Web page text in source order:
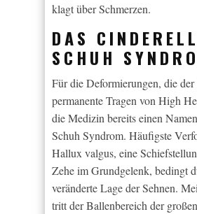
klagt über Schmerzen.
DAS
SCHUH
Für die Deformierungen, die
permanente Tragen von High
die Medizin bereits einen
Schuh Syndrom. Häufigste
Hallux valgus, eine
Zehe im Grundgelenk, bedingt
veränderte Lage der Sehnen.
tritt der Ballenbereich der